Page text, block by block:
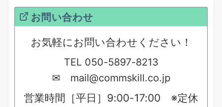
お問い合わせ
お気軽にお問い合わせください！
TEL 050-5897-8213
✉ mail@commskill.co.jp
営業時間［平日］9:00-17:00 ※定休